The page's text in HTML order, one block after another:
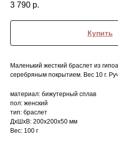
3 790 р.
Купить
Маленький жесткий браслет из
серебряным покрытием. Вес 10 г.
материал: бижутерный сплав
пол: женский
тип: браслет
ДxШxВ: 200x200x50 мм
Вес: 100 г